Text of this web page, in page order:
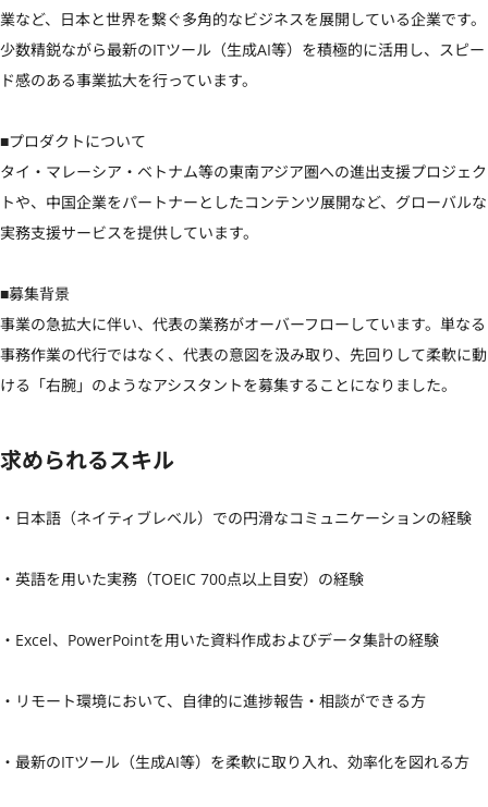
業など、日本と世界を繋ぐ多角的なビジネスを展開している企業です。
少数精鋭ながら最新のITツール（生成AI等）を積極的に活用し、スピー
ド感のある事業拡大を行っています。
■プロダクトについて
タイ・マレーシア・ベトナム等の東南アジア圏への進出支援プロジェク
トや、中国企業をパートナーとしたコンテンツ展開など、グローバルな
実務支援サービスを提供しています。
■募集背景
事業の急拡大に伴い、代表の業務がオーバーフローしています。単なる
事務作業の代行ではなく、代表の意図を汲み取り、先回りして柔軟に動
ける「右腕」のようなアシスタントを募集することになりました。
求められるスキル
・日本語（ネイティブレベル）での円滑なコミュニケーションの経験
・英語を用いた実務（TOEIC 700点以上目安）の経験
・Excel、PowerPointを用いた資料作成およびデータ集計の経験
・リモート環境において、自律的に進捗報告・相談ができる方
・最新のITツール（生成AI等）を柔軟に取り入れ、効率化を図れる方